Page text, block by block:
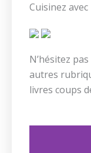
Cuisinez
N’hésitez
autres
livres coups